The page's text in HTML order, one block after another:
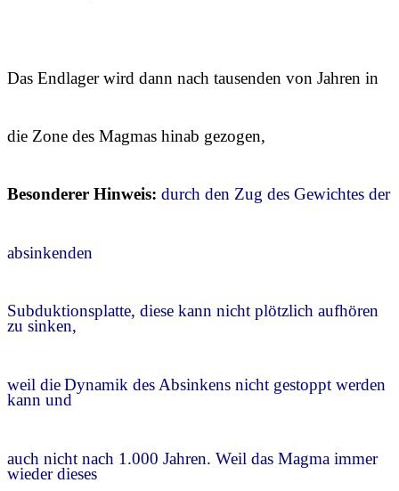
Das Endlager wird dann nach tausenden von Jahren in
die Zone des Magmas hinab gezogen,
Besonderer Hinweis: durch den Zug des Gewichtes der
absinkenden
Subduktionsplatte, diese kann nicht plötzlich aufhören
zu sinken,
weil dieDynamik des Absinkens nicht gestoppt werden
kann und
auch nicht nach 1.000 Jahren. Weil das Magma immer
wieder dieses